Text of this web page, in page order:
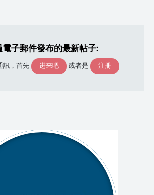
電子郵件發布的最新帖子:
訊，首先 进来吧 或者是 注册